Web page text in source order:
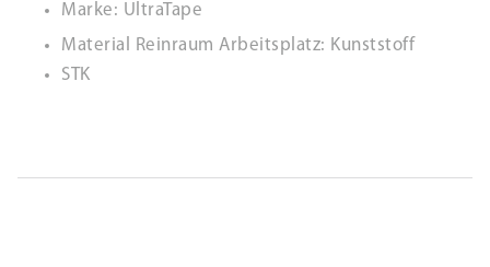
Marke: UltraTape
Material Reinraum Arbeitsplatz: Kunststoff
STK